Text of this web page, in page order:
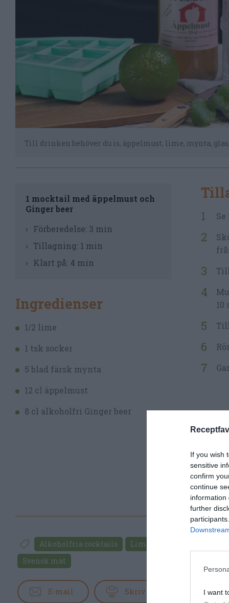
If you wish
sensitive
confirm
continue
information
further
I want
Till drinken behöver du is, äppelmust, lime, mynta,
1 mocktail med äppelmust och
Ginger beer
Förberedelse: 3 min
Tillagning: 1 min
Klart på: 4 min
Ingredienser
1/2 lime
1 tsk socker
5 blad färsk mynta
12 cl äppelmust
8 cl alkoholfri Ginger beer
10
Alkoholfria cocktails Lime
Svensk mat
E-mail Skriv ut